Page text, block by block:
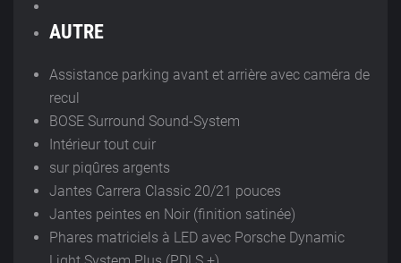
AUTRE
Assistance parking avant et arrière avec caméra de
recul
BOSE Surround Sound-System
Intérieur tout cuir
sur piqûres argents
Jantes Carrera Classic 20/21 pouces
Jantes peintes en Noir (finition satinée)
Phares matriciels à LED avec Porsche Dynamic